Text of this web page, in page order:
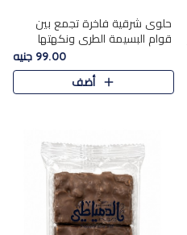
حلوى شرقية فاخرة تجمع بين
قوام البسيمة الطري ونكهتها
الغنية، مزينة بتشكيلة مختارة من
اللوز والبندق والمكسرات الفاخرة.
مزيج متوازن من القوام ..
99.00 جنيه
أضف